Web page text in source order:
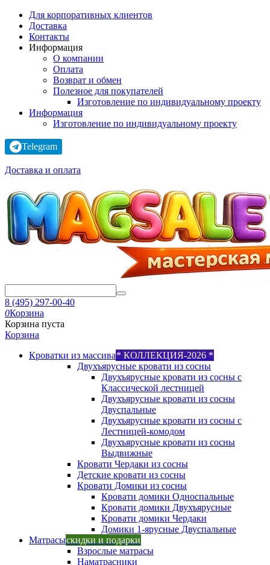
Для корпоративных клиентов
Доставка
Контакты
Информация
О компании
Оплата
Возврат и обмен
Полезное для покупателей
Изготовление по индивидуальному проекту
Информация
Изготовление по индивидуальному проекту
Telegram
Доставка и оплата
8 (495) 297-00-40
0Корзина
Корзина пуста
Корзина
Кроватки из массива* КОЛЛЕКЦИЯ-2026 *
Двухъярусные кровати из сосны
Двухъярусные кровати из сосны с
Классической лестницей
Двухъярусные кровати из сосны
Двуспальные
Двухъярусные кровати из сосны с
Лестницей-комодом
Двухъярусные кровати из сосны
Выдвижные
Кровати Чердаки из сосны
Детские кровати из сосны
Кровати Домики из сосны
Кровати домики Односпальные
Кровати домики Двухъярусные
Кровати домики Чердаки
Домики 1-ярусные Двуспальные
Матрасыскидки и подарки
Взрослые матрасы
Наматрасники